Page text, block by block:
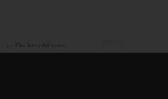
De kracht van